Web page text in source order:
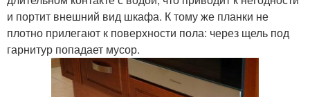
и портит внешний вид шкафа. К тому же планки не
плотно прилегают к поверхности пола: через щель под
гарнитур попадает мусор.